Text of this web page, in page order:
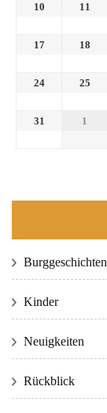
10
11
17 18
24 25
31 1
Burggeschichten
Kinder
Neuigkeiten
Rückblick